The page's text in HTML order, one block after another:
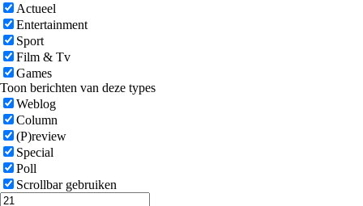
Actueel
Entertainment
Sport
Film & Tv
Games
Toon berichten van deze types
Weblog
Column
(P)review
Special
Poll
Scrollbar gebruiken